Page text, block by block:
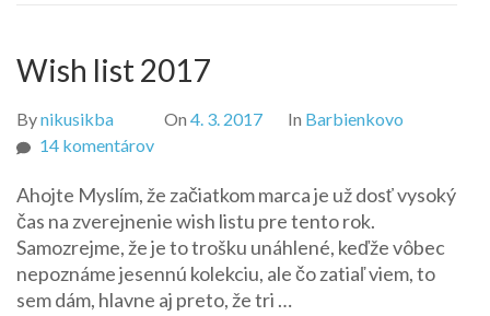
Wish list 2017
Bynikusikba On 4. 3. 2017 In Barbienkovo
14 komentárovna
list
2017
Ahojte Myslím, že začiatkom marca je už dosť vysoký
čas na zverejnenie wish listu pre tento rok.
Samozrejme, že je to trošku unáhlené, keďže vôbec
nepoznáme jesennú kolekciu, ale čo zatiaľ viem, to
sem dám, hlavne aj preto, že tri …